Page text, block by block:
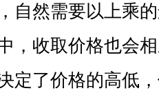
自然需要以上乘
，收取价格也会
定了价格的高低